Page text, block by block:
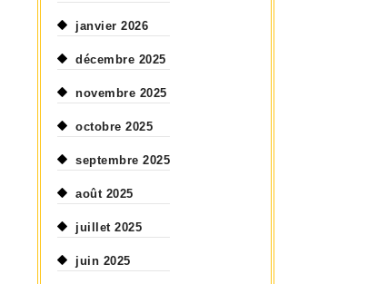
janvier 2026
décembre 2025
novembre 2025
octobre 2025
septembre 2025
août 2025
juillet 2025
juin 2025